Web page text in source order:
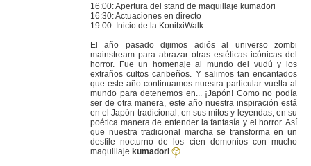
16:00: Apertura del stand de maquillaje kumadori
16:30: Actuaciones en directo
19:00: Inicio de la KonitxiWalk
El año pasado dijimos adiós al universo zombi
mainstream para abrazar otras estéticas icónicas del
horror. Fue un homenaje al mundo del vudú y los
extraños cultos caribeños. Y salimos tan encantados
que este año continuamos nuestra particular vuelta al
mundo para detenemos en... ¡Japón! Como no podía
ser de otra manera, este año nuestra inspiración está
en el Japón tradicional, en sus mitos y leyendas, en su
poética manera de entender la fantasía y el horror. Así
que nuestra tradicional marcha se transforma en un
desfile nocturno de los cien demonios con mucho
maquillaje kumadori.